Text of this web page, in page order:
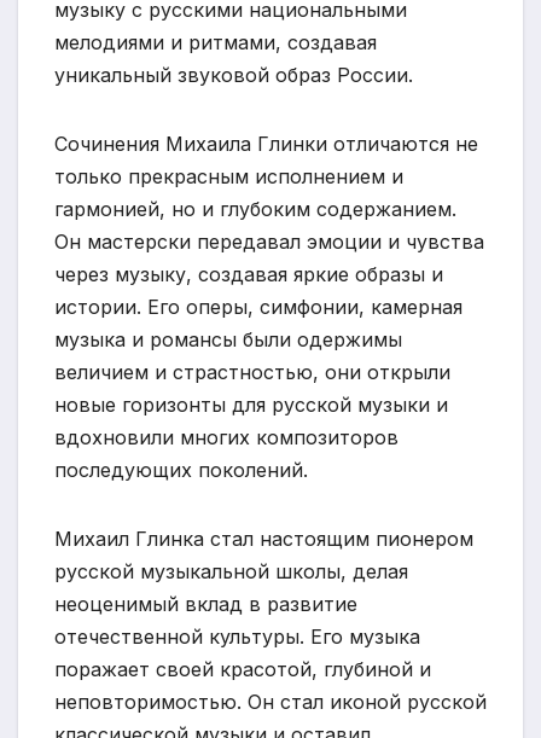
музыку с русскими национальными
мелодиями и ритмами, создавая
уникальный звуковой образ России.
Сочинения Михаила Глинки отличаются не
только прекрасным исполнением и
гармонией, но и глубоким содержанием.
Он мастерски передавал эмоции и чувства
через музыку, создавая яркие образы и
истории. Его оперы, симфонии, камерная
музыка и романсы были одержимы
величием и страстностью, они открыли
новые горизонты для русской музыки и
вдохновили многих композиторов
последующих поколений.
Михаил Глинка стал настоящим пионером
русской музыкальной школы, делая
неоценимый вклад в развитие
отечественной культуры. Его музыка
поражает своей красотой, глубиной и
неповторимостью. Он стал иконой русской